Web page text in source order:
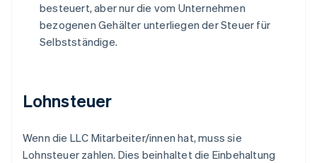
besteuert, aber nur die vom Unternehmen
bezogenen Gehälter unterliegen der Steuer für
Selbstständige.
Lohnsteuer
Wenn die LLC Mitarbeiter/innen hat, muss sie
Lohnsteuer zahlen. Dies beinhaltet die Einbehaltung